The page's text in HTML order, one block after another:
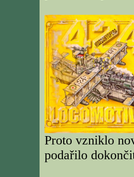
Proto vzniklo
podařilo